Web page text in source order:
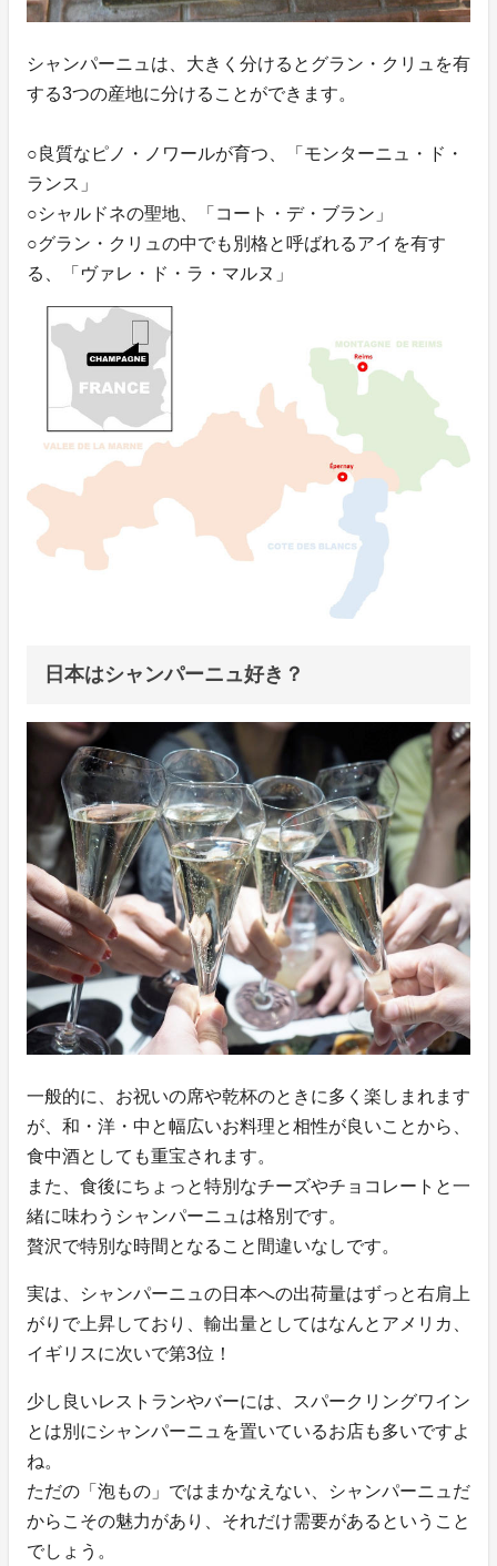
シャンパーニュは、大きく分けるとグラン・クリュを有
する3つの産地に分けることができます。
○良質なピノ・ノワールが育つ、「モンターニュ・ド・
ランス」
○シャルドネの聖地、「コート・デ・ブラン」
○グラン・クリュの中でも別格と呼ばれるアイを有す
る、「ヴァレ・ド・ラ・マルヌ」
日本はシャンパーニュ好き？
一般的に、お祝いの席や乾杯のときに多く楽しまれます
が、和・洋・中と幅広いお料理と相性が良いことから、
食中酒としても重宝されます。
また、食後にちょっと特別なチーズやチョコレートと一
緒に味わうシャンパーニュは格別です。
贅沢で特別な時間となること間違いなしです。
実は、シャンパーニュの日本への出荷量はずっと右肩上
がりで上昇しており、輸出量としてはなんとアメリカ、
イギリスに次いで第3位！
少し良いレストランやバーには、スパークリングワイン
とは別にシャンパーニュを置いているお店も多いですよ
ね。
ただの「泡もの」ではまかなえない、シャンパーニュだ
からこその魅力があり、それだけ需要があるということ
でしょう。